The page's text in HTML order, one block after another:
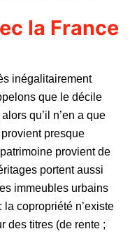
la France
inégalitairement
que le décile
qu’il n’en a que
presque
provient de
portent aussi
immeubles urbains
la copropriété n’existe
des titres (de rente ;